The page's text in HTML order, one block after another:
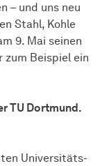
– und uns neu
Stahl, Kohle
9. Mai seinen
Beispiel ein
TU Dortmund.
Universitäts-